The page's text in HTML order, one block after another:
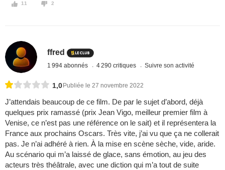
11 2
ffred
1 994 abonnés 4 290 critiques Suivre son activité
1,0 Publiée le 27 novembre 2022
J’attendais beaucoup de ce film. De par le sujet d’abord, déjà
quelques prix ramassé (prix Jean Vigo, meilleur premier film à
Venise, ce n’est pas une référence on le sait) et il représentera la
France aux prochains Oscars. Très vite, j’ai vu que ça ne collerait
pas. Je n’ai adhéré à rien. À la mise en scène sèche, vide, aride.
Au scénario qui m’a laissé de glace, sans émotion, au jeu des
acteurs très théâtrale, avec une diction qui m’a tout de suite